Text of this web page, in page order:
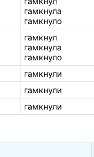
гамкнула
гамкнуло
гамкнул
гамкнула
гамкнуло
гамкнули
гамкнули
гамкнули